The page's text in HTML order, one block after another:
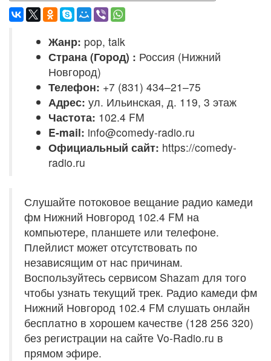
Жанр: pop, talk
Страна (Город) : Россия (Нижний
Новгород)
Телефон: +7 (831) 434–21–75
Адрес: ул. Ильинская, д. 119, 3 этаж
Частота: 102.4 FM
E-mail: info@comedy-radio.ru
Официальный сайт: https://comedy-
radio.ru
Слушайте потоковое вещание радио камеди
фм Нижний Новгород 102.4 FM на
компьютере, планшете или телефоне.
Плейлист может отсутствовать по
независящим от нас причинам.
Воспользуйтесь сервисом Shazam для того
чтобы узнать текущий трек. Радио камеди фм
Нижний Новгород 102.4 FM слушать онлайн
бесплатно в хорошем качестве (128 256 320)
без регистрации на сайте Vo-Radio.ru в
прямом эфире.